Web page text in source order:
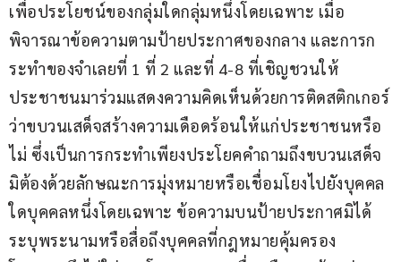
เพื่อประโยชน์ของกลุ่มใดกลุ่มหนึ่งโดยเฉพาะ เมื่อ
พิจารณาข้อความตามป้ายประกาศของกลาง และการก
ระทำของจำเลยที่ 1 ที่ 2 และที่ 4-8 ที่เชิญชวนให้
ประชาชนมาร่วมแสดงความคิดเห็นด้วยการติดสติกเกอร์
ว่าขบวนเสด็จสร้างความเดือดร้อนให้แก่ประชาชนหรือ
ไม่ ซึ่งเป็นการกระทำเพียงประโยคคำถามถึงขบวนเสด็จ
มิต้องด้วยลักษณะการมุ่งหมายหรือเชื่อมโยงไปยังบุคคล
ใดบุคคลหนึ่งโดยเฉพาะ ข้อความบนป้ายประกาศมิได้
ระบุพระนามหรือสื่อถึงบุคคลที่กฎหมายคุ้มครอง